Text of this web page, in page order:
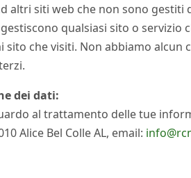
altri siti web che non sono
qualsiasi sito o servizio
sito che visiti. Non abbiamo
dei dati:
al trattamento delle tue
Alice Bel Colle AL, email: